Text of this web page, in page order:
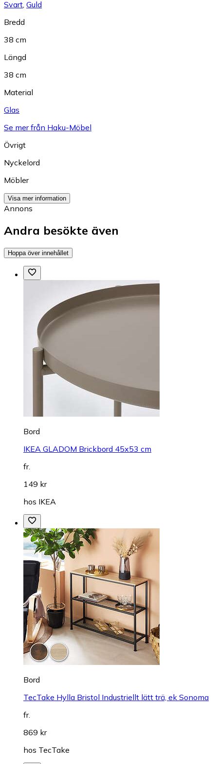
Svart, Guld
Bredd
38 cm
Längd
38 cm
Material
Glas
Se mer från Haku-Möbel
Övrigt
Nyckelord
Möbler
Visa mer information
Annons
Andra besökte även
Hoppa över innehållet
Bord
IKEA GLADOM Brickbord 45x53 cm
fr.
149 kr
hos IKEA
Bord
TecTake Hylla Bristol Industriellt lätt trä, ek Sonoma
fr.
869 kr
hos TecTake